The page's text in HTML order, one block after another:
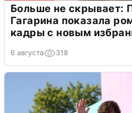
Больше не скрывает:
Гагарина показала
кадры с новым
6 августа 318